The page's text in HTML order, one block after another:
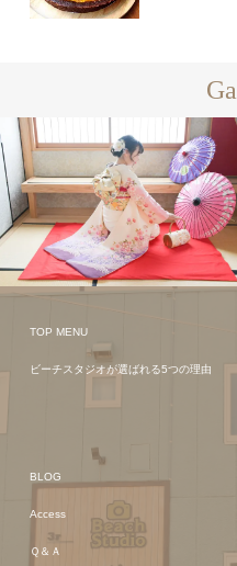
TOP MENU
ビーチスタジオが選ばれる5つの理由
BLOG
Access
Ｑ＆Ａ